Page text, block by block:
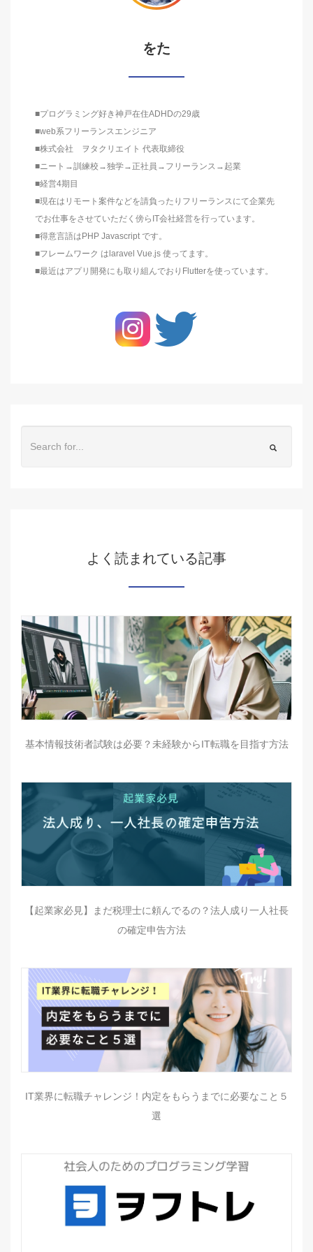
をた
■プログラミング好き神戸在住ADHDの29歳
■web系フリーランスエンジニア
■株式会社 ヲタクリエイト 代表取締役
■ニート→訓練校→独学→正社員→フリーランス→起業
■経営4期目
■現在はリモート案件などを請負ったりフリーランスにて企業先
でお仕事をさせていただく傍らIT会社経営を行っています。
■得意言語はPHP Javascript です。
■フレームワーク はlaravel Vue.js 使ってます。
■最近はアプリ開発にも取り組んでおりFlutterを使っています。
よく読まれている記事
基本情報技術者試験は必要？未経験からIT転職を目指す方法
【起業家必見】まだ税理士に頼んでるの？法人成り一人社長
の確定申告方法
IT業界に転職チャレンジ！内定をもらうまでに必要なこと５
選